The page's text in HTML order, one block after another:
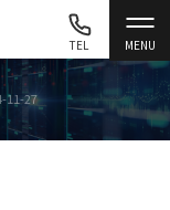
MENU
TEL
11-27